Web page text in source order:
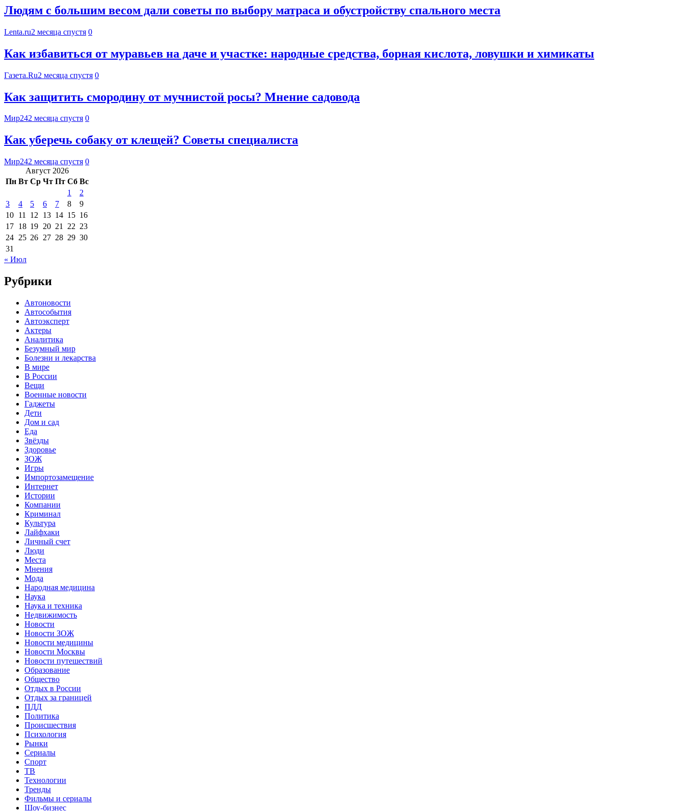
Людям с большим весом дали советы по выбору матраса и обустройству спального места
Lenta.ru2 месяца спустя 0
Как избавиться от муравьев на даче и участке: народные средства, борная кислота, ловушки и химикаты
Газета.Ru2 месяца спустя 0
Как защитить смородину от мучнистой росы? Мнение садовода
Мир242 месяца спустя 0
Как уберечь собаку от клещей? Советы специалиста
Мир242 месяца спустя 0
Август 2026
Пн Вт Ср Чт Пт Сб Вс
1
2
3
4 5 6 7 8
9
10 11 12 13 14 15 16
17 18 19 20 21 22 23
24 25 26 27 28 29 30
31
« Июл
Рубрики
Автоновости
Автособытия
Автоэксперт
Актеры
Аналитика
Безумный мир
Болезни и лекарства
В мире
В России
Вещи
Военные новости
Гаджеты
Дети
Дом и сад
Еда
Звёзды
Здоровье
ЗОЖ
Игры
Импортозамещение
Интернет
Истории
Компании
Криминал
Культура
Лайфхаки
Личный счет
Люди
Места
Мнения
Мода
Народная медицина
Наука
Наука и техника
Недвижимость
Новости
Новости ЗОЖ
Новости медицины
Новости Москвы
Новости путешествий
Образование
Общество
Отдых в России
Отдых за границей
ПДД
Политика
Происшествия
Психология
Рынки
Сериалы
Спорт
ТВ
Технологии
Тренды
Фильмы и сериалы
Шоу-бизнес